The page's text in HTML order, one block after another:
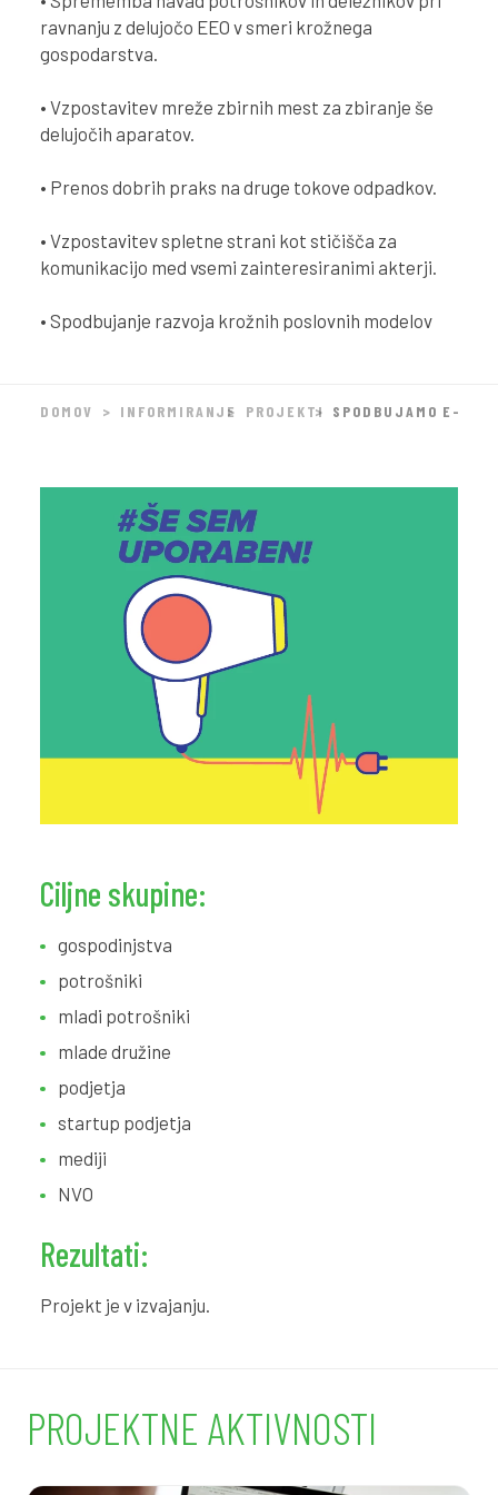
ravnanju z delujočo EEO v smeri krožnega
gospodarstva.
• Vzpostavitev mreže zbirnih mest za zbiranje še
delujočih aparatov.
• Prenos dobrih praks na druge tokove odpadkov.
• Vzpostavitev spletne strani kot stičišča za
komunikacijo med vsemi zainteresiranimi akterji.
• Spodbujanje razvoja krožnih poslovnih modelov
DOMOV INFORMIRANJE PROJEKTI SPODBUJAMO E-
Ciljne skupine:
gospodinjstva
potrošniki
mladi potrošniki
mlade družine
podjetja
startup podjetja
mediji
NVO
Rezultati:
Projekt je v izvajanju.
PROJEKTNE AKTIVNOSTI